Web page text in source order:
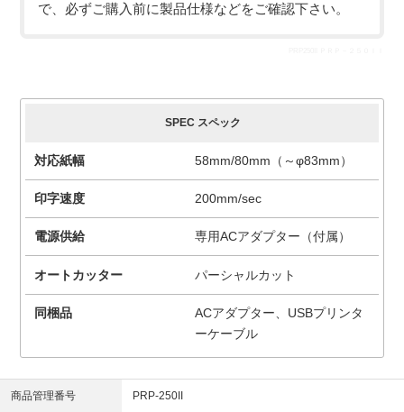
で、必ずご購入前に製品仕様などをご確認下さい。
SPEC スペック
対応紙幅 58mm/80mm（～φ83mm）
印字速度 200mm/sec
電源供給 専用ACアダプター（付属）
オートカッター パーシャルカット
同梱品
ACアダプター、USBプリンタ
ーケーブル
商品管理番号 PRP-250II